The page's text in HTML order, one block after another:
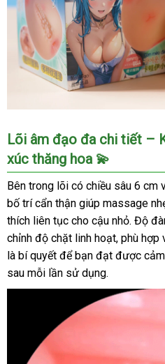
Âm
Đạo
Giả
ManMiao
Mèo
Đáng
Yêu
Mềm
Mại
Kích
Lõi âm đạo đa chi tiết –
xúc thăng hoa 💫
Bên trong lõi có chiều sâu 6
bố trí cẩn thận giúp massage
thích liên tục cho cậu nhỏ. Độ
chỉnh độ chặt linh hoạt, phù
là bí quyết để bạn đạt được
sau mỗi lần sử dụng.